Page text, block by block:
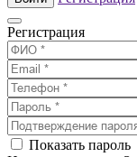
Регистрация
Показать пароль